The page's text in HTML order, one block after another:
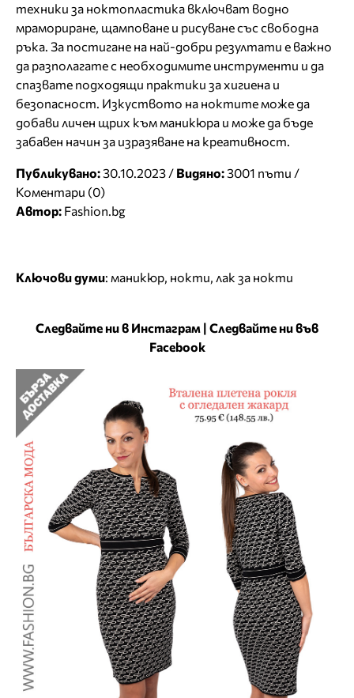
техники за ноктопластика включват водно
мрамориране, щамповане и рисуване със свободна
ръка. За постигане на най-добри резултати е важно
да разполагате с необходимите инструменти и да
спазвате подходящи практики за хигиена и
безопасност. Изкуството на ноктите може да
добави личен щрих към маникюра и може да бъде
забавен начин за изразяване на креативност.
Публикувано:30.10.2023 / Видяно:3001 пъти /
Коментари (0)
Автор: Fashion.bg
Ключови думи: маникюр, нокти, лак за нокти
Следвайте ни в Инстаграм | Следвайте ни във
Facebook